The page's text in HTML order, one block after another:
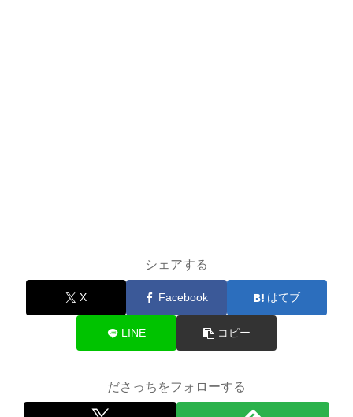
シェアする
X Facebook はてブ
LINE コピー
ださっちをフォローする